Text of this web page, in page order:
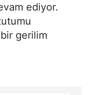
ediyor.
gerilim